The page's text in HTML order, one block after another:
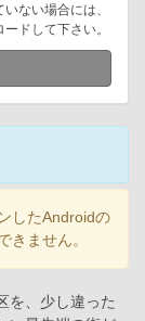
ない場合には、
ドして下さい。
したAndroidの
きません。
を、少し違った